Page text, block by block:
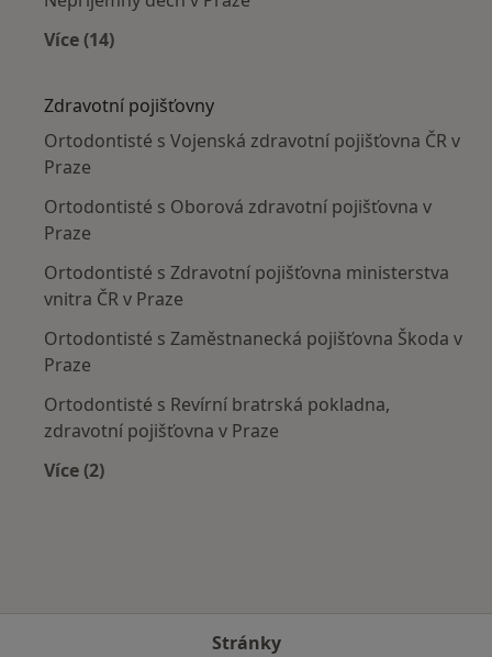
Více (14)
Zdravotní pojišťovny
Ortodontisté s Vojenská zdravotní pojišťovna ČR v
Praze
Ortodontisté s Oborová zdravotní pojišťovna v
Praze
Ortodontisté s Zdravotní pojišťovna ministerstva
vnitra ČR v Praze
Ortodontisté s Zaměstnanecká pojišťovna Škoda v
Praze
Ortodontisté s Revírní bratrská pokladna,
zdravotní pojišťovna v Praze
Více (2)
Stránky